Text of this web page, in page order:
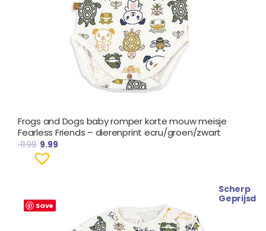
Frogs and Dogs baby romper korte mouw meisje
Fearless Friends – dierenprint ecru/groen/zwart
11.99 9.99
Save
Scherp
Geprijsd
prijs
was:
€ 16.99.